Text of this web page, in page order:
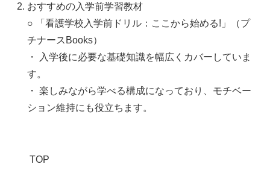
おすすめの入学前学習教材
○ 「看護学校入学前ドリル：ここから始める!」（プ
チナースBooks）
・ 入学後に必要な基礎知識を幅広くカバーしていま
す。
・ 楽しみながら学べる構成になっており、モチベー
ション維持にも役立ちます。
TOP